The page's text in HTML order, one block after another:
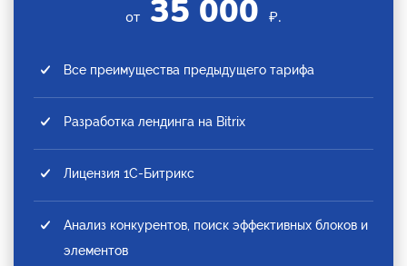
от 35 000 ₽.
Все преимущества предыдущего тарифа
Разработка лендинга на Bitrix
Лицензия 1С-Битрикс
Анализ конкурентов, поиск эффективных блоков и
элементов